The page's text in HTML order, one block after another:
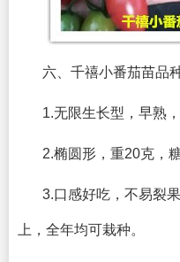
六、千禧小番茄苗品
1.无限生长型，早熟
2.椭圆形，重20克，
3.口感好吃，不易裂
上，全年均可栽种。